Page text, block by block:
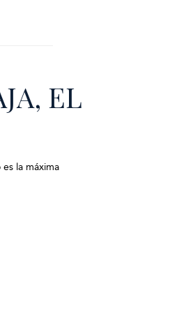
EL
la máxima